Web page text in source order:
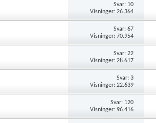
Svar: 10
Visninger: 26.364
Svar: 67
Visninger: 70.954
Svar: 22
Visninger: 28.617
Svar: 3
Visninger: 22.639
Svar: 120
Visninger: 96.416